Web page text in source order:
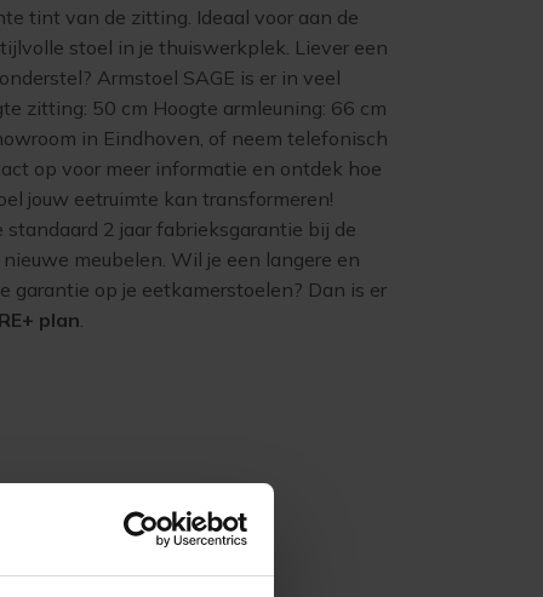
tint van de zitting. Ideaal voor aan de
stoel in je thuiswerkplek. Liever een
Armstoel SAGE is er in veel
zitting: 50 cm Hoogte armleuning: 66 cm
in Eindhoven, of neem telefonisch
op voor meer informatie en ontdek hoe
jouw eetruimte kan transformeren!
standaard 2 jaar fabrieksgarantie bij de
meubelen. Wil je een langere en
garantie op je eetkamerstoelen? Dan is er
plan